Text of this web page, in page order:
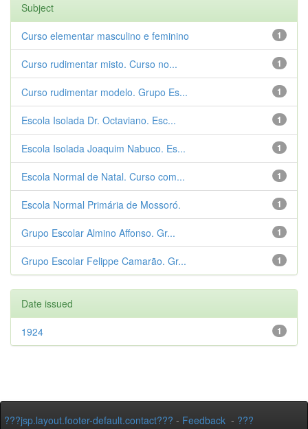
Subject
1
Curso elementar masculino e feminino
1
Curso rudimentar misto. Curso no...
1
Curso rudimentar modelo. Grupo Es...
1
Escola Isolada Dr. Octaviano. Esc...
1
Escola Isolada Joaquim Nabuco. Es...
1
Escola Normal de Natal. Curso com...
1
Escola Normal Primária de Mossoró.
1
Grupo Escolar Almino Affonso. Gr...
1
Grupo Escolar Felippe Camarão. Gr...
Date issued
1
1924
???jsp.layout.footer-default.contact??? - Feedback - ???